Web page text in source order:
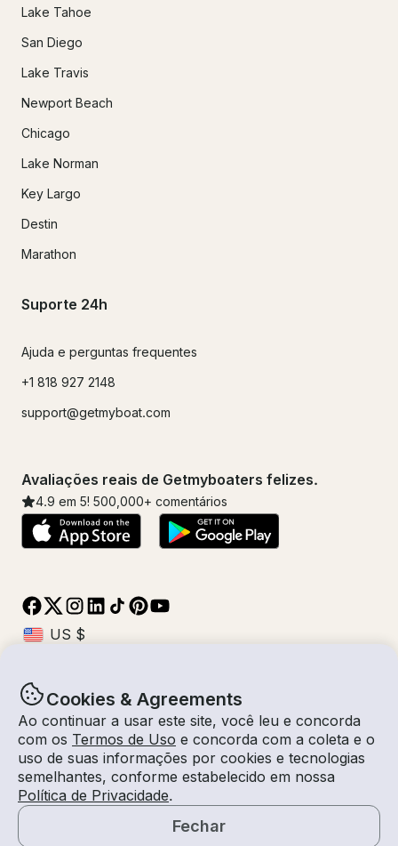
Cookies & Agreements
Ao continuar a usar este site, você leu e concorda
com os Termos de Uso e concorda com a coleta e o
uso de suas informações por cookies e tecnologias
semelhantes, conforme estabelecido em nossa
Política de Privacidade.
Fechar
Lake Tahoe
San Diego
Lake Travis
Newport Beach
Chicago
Lake Norman
Key Largo
Destin
Marathon
Suporte 24h
Ajuda e perguntas frequentes
+1 818 927 2148
support@getmyboat.com
Avaliações reais de Getmyboaters felizes.
4.9 em 5! 500,000+ comentários
© Getmyboat 2026TermosPrivacidade
10 ago 2026
1 hora2 Convidados
Com Capitão
$133 /hora